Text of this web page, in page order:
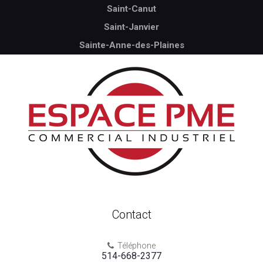
Saint-Canut
Saint-Janvier
Sainte-Anne-des-Plaines
Contact
 Téléphone
514-668-2377